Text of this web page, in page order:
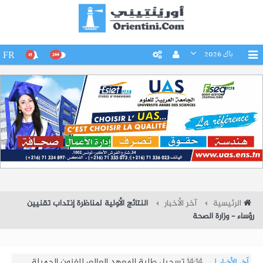
باك 2026 266
15
FR
الرئيسية آخر الأخبار
النتائج الأولية لمناظرة إنتداب تقنيين
رؤساء - وزارة الصحة